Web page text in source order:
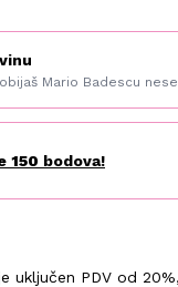
Mario Badescu
150 bodova!
uključen PDV od